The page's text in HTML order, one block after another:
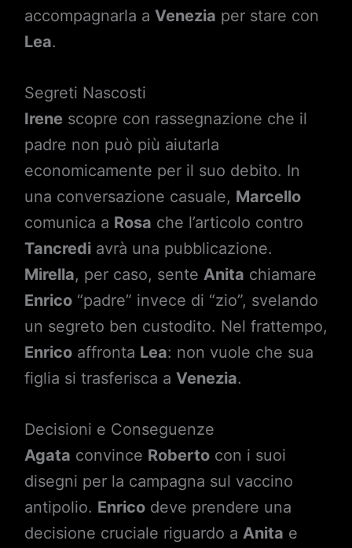
accompagnarla a Venezia per stare con
Lea.
Segreti Nascosti
Irene scopre con rassegnazione che il
padre non può più aiutarla
economicamente per il suo debito. In
una conversazione casuale, Marcello
comunica a Rosa che l’articolo contro
Tancrediavrà una pubblicazione.
Mirella, per caso, sente Anita chiamare
Enrico“padre” invece di “zio”, svelando
un segreto ben custodito. Nel frattempo,
Enricoaffronta Lea: non vuole che sua
figlia si trasferisca a Venezia.
Decisioni e Conseguenze
Agata convince Robertocon i suoi
disegni per la campagna sul vaccino
antipolio. Enricodeve prendere una
decisione cruciale riguardo a Anita e